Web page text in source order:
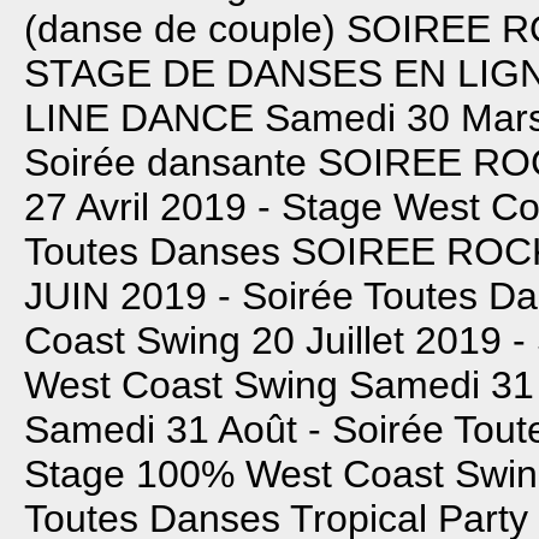
(danse de couple) SOIREE
STAGE DE DANSES EN
LINE DANCE Samedi 30
Soirée dansante SOIREE
27 Avril 2019 - Stage West
Toutes Danses SOIREE
JUIN 2019 - Soirée Toutes
Coast Swing 20 Juillet 2019
West Coast Swing Samedi
Samedi 31 Août - Soirée
Stage 100% West Coast
Toutes Danses Tropical Party